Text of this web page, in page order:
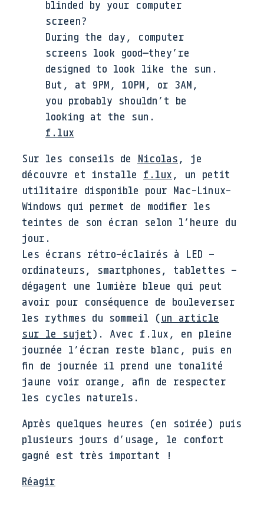
blinded by your computer
screen?
During the day, computer
screens look good—they’re
designed to look like the sun.
But, at 9PM, 10PM, or 3AM,
you probably shouldn’t be
looking at the sun.
f.lux
Sur les conseils de Nicolas , je
découvre et installe f.lux , un petit
utilitaire disponible pour Mac-Linux-
Windows qui permet de modifier les
teintes de son écran selon l’heure du
jour.
Les écrans rétro-éclairés à LED –
ordinateurs, smartphones, tablettes –
dégagent une lumière bleue qui peut
avoir pour conséquence de bouleverser
les rythmes du sommeil (un article
sur le sujet). Avec f.lux, en pleine
journée l’écran reste blanc, puis en
fin de journée il prend une tonalité
jaune voir orange, afin de respecter
les cycles naturels.
Après quelques heures (en soirée) puis
plusieurs jours d’usage, le confort
gagné est très important !
Réagir